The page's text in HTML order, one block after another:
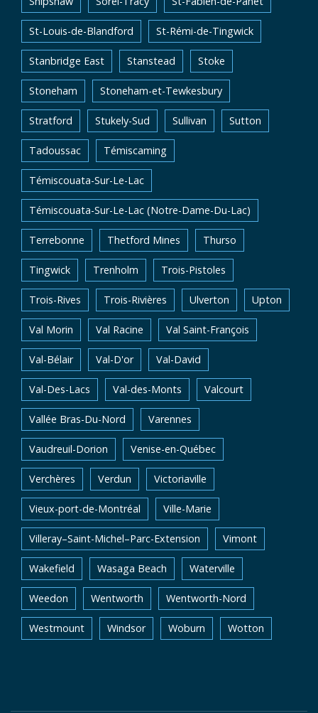
St-Louis-de-Blandford St-Rémi-de-Tingwick
Stanbridge East Stanstead Stoke
Stoneham Stoneham-et-Tewkesbury
Stratford Stukely-Sud Sullivan Sutton
Tadoussac Témiscaming
Témiscouata-Sur-Le-Lac
Témiscouata-Sur-Le-Lac (Notre-Dame-Du-Lac)
Terrebonne Thetford Mines Thurso
Tingwick Trenholm Trois-Pistoles
Trois-Rives Trois-Rivières Ulverton Upton
Val Morin Val Racine Val Saint-François
Val-Bélair Val-D'or Val-David
Val-Des-Lacs Val-des-Monts Valcourt
Vallée Bras-Du-Nord Varennes
Vaudreuil-Dorion Venise-en-Québec
Verchères Verdun Victoriaville
Vieux-port-de-Montréal Ville-Marie
Villeray–Saint-Michel–Parc-Extension Vimont
Wakefield Wasaga Beach Waterville
Weedon Wentworth Wentworth-Nord
Westmount Windsor Woburn Wotton